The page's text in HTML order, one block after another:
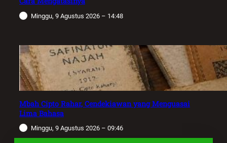
Minggu, 9 Agustus 2026 – 14:48
Mbah Cipto Rahar, Cendekiawan yang Menguasai
Lima Bahasa
Minggu, 9 Agustus 2026 – 09:46